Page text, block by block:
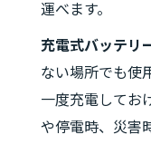
運べます。
充電式バッテリ
ない場所でも使
一度充電してお
や停電時、災害